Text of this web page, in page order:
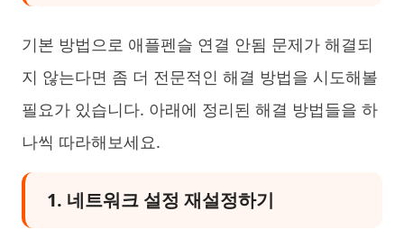
기본 방법으로 애플펜슬 연결 안됨 문제가 해결되
지 않는다면 좀 더 전문적인 해결 방법을 시도해볼
필요가 있습니다. 아래에 정리된 해결 방법들을 하
나씩 따라해보세요.
1. 네트워크 설정 재설정하기